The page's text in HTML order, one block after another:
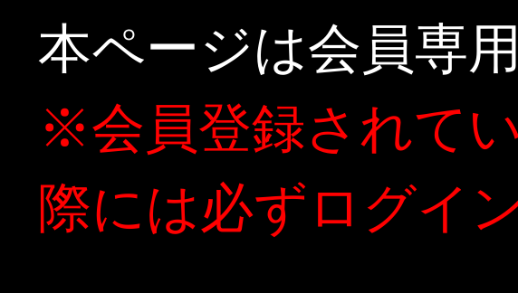
(C)Eight Days Co.,Ltd.